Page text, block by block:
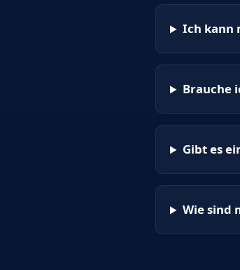
Ich kann
Brauche
Gibt es
Wie sind